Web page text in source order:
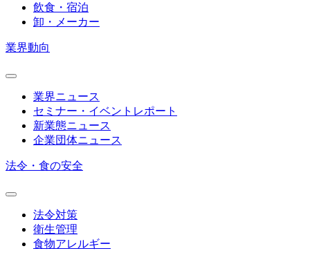
飲食・宿泊
卸・メーカー
業界動向
業界ニュース
セミナー・イベントレポート
新業態ニュース
企業団体ニュース
法令・食の安全
法令対策
衛生管理
食物アレルギー